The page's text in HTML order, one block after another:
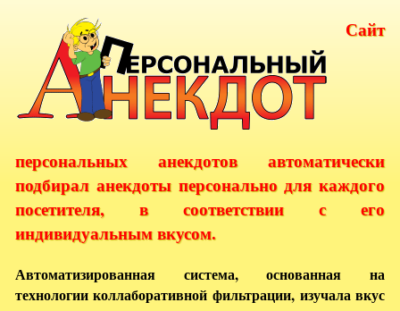
Сайт
персональных анекдотов автоматически
подбирал анекдоты персонально для каждого
посетителя, в соответствии с его
индивидуальным вкусом.
Автоматизированная система, основанная на
технологии коллаборативной фильтрации, изучала вкус